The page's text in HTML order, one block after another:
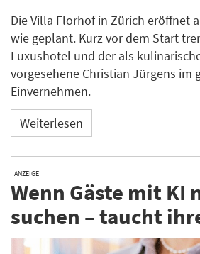
Die Villa Florhof in Zürich eröffnet
wie geplant. Kurz vor dem Start
Luxushotel und der als
vorgesehene Christian Jürgens im
Einvernehmen.
Weiterlesen
ANZEIGE
Wenn Gäste mit KI
suchen – taucht